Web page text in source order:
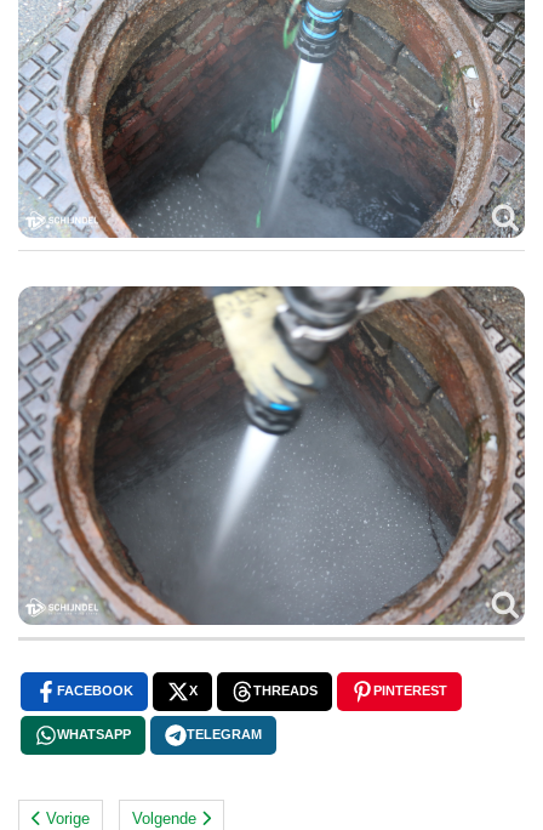
FACEBOOK X THREADS PINTEREST
WHATSAPP TELEGRAM
Vorige Volgende